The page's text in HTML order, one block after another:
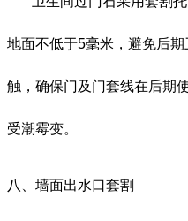
地面不低于5毫米，避免后
触，确保门及门套线在后期
受潮霉变。
八、墙面出水口套割